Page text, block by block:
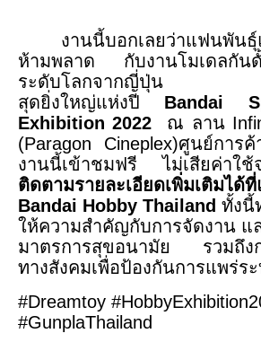
งานนี้บอกเลยว่าแฟนพัน
ห้ามพลาด กับงานโมเดลกัน
ระดับโลกจากญี่ปุ่น
สุดยิ่งใหญ่แห่งปี Bandai
Exhibition 2022
ณ ลาน
(Paragon Cineplex)ศูนย์การค้
งานนี้เข้าชมฟรี ไม่เสียค่าใ
ติดตามรายละเอียดเพิ่มเติมได้
Bandai Hobby Thailand ทั้งนี้
ให้ความสำคัญกับการจัดงาน แ
มาตรการสุขอนามัย รวมถึงก
ทางสังคมเพื่อป้องกันการแพร่ร
#Dreamtoy
#GunplaThailand